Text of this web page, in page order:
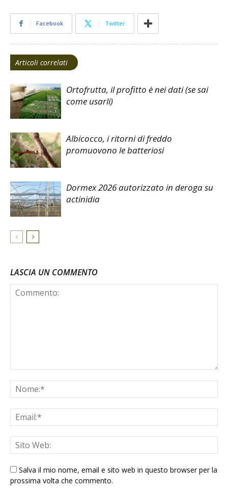
Facebook Twitter
Articoli correlati
Ortofrutta, il profitto è nei dati (se sai
come usarli)
Albicocco, i ritorni di freddo
promuovono le batteriosi
Dormex 2026 autorizzato in deroga su
actinidia
LASCIA UN COMMENTO
Salva il mio nome, email e sito web in questo browser per la
prossima volta che commento.